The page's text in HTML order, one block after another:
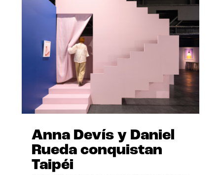
Anna Devís y Daniel
Rueda conquistan
Taipéi